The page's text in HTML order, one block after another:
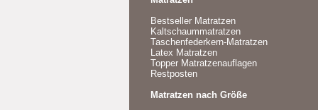
Bestseller Matratzen
Kaltschaummatratzen
Taschenfederkern-Matratzen
Latex Matratzen
Topper Matratzenauflagen
Restposten
Matratzen nach Größe